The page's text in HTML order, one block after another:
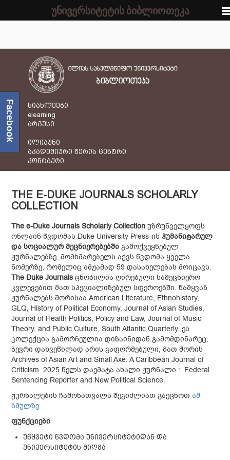
სიახლეები
elearning
არგუსი
ილიაუნი
აკადემიური წერის ცენტრი
კონტაქტი
THE E-DUKE JOURNALS SCHOLARLY
COLLECTION
The e-Duke Journals Scholarly Collection უზრუნველყოფს
ონლაინ წვდომას Duke University Press-ისჰუმანიტარულ
და სოციალურ მეცნიერებებში გამოქვეყნებულ
ჟურნალებზე. მომხმარებელს აქვს წვდომა ყველა
ნომერზე, რომელიც ამჟამად 59 დასახელებას მოიცავს.
The Duke Journals ცნობილია ღირებული სამეცნიერო
კვლევებით მათ სპეციალიზებულ სფეროებში. წამყვან
ჟურნალებს შორისაა American Literature, Ethnohistory,
GLQ, History of Political Economy, Journal of Asian Studies,
Journal of Health Politics, Policy and Law, Journal of Music
Theory, and Public Culture, South Atlantic Quarterly. ეს
კოლექცია გამორჩეულია დიზაინიდან გამომდინარეც,
ბევრი დახვეწილად არის გაფორმებული, მათ შორის
Archives of Asian Art and Small Axe: A Caribbean Journal of
Criticism. 2025 წელს დაემატა ახალი ჟურნალი : Federal
Sentencing Reporter and New Political Science.
ჟურნალების ჩამონათვალს შეგიძლიათ გაეცნოთამ
ბმულზე.
ფუნქციები
უწყვეტი წვდომა უნივერსიტეტიდან და
უნივერსიტეტის მიღმა
Facebook
უნივერსიტეტის ბიბლიოთეკა